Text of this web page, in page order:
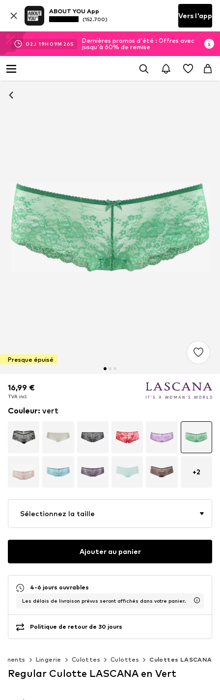
ABOUT YOU App
(152.700) Vers l'app
02J 19H 09M 26S
Dernières promos d'été : Offres avec
jusqu'à 60% de remise
Presque épuisé
16,99 €
TVA incl.
16,99 €
TVA incl.
Couleur: vert
+2
Sélectionnez la taille
Ajouter au panier
4-6 jours ouvrables
Les délais de livraison prévus seront affichés dans votre panier.
Politique de retour de 30 jours
Lingerie Culottes Culottes Culottes LASCANA
Regular Culotte LASCANA en Vert